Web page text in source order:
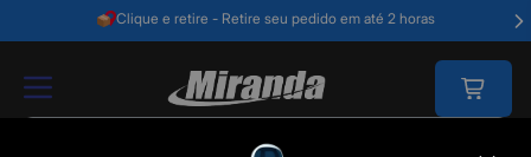
Clique e retire - Retire seu pedido em até 2 horas